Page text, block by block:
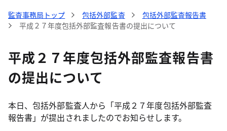
監査事務局トップ 包括外部監査
包括外部監査報告書
平成２７年度包括外部監査報告書の提出について
平成２７年度包括外部監査報告書
の提出について
本日、包括外部監査人から「平成２７年度包括外部監査
報告書」が提出されましたのでお知らせします。